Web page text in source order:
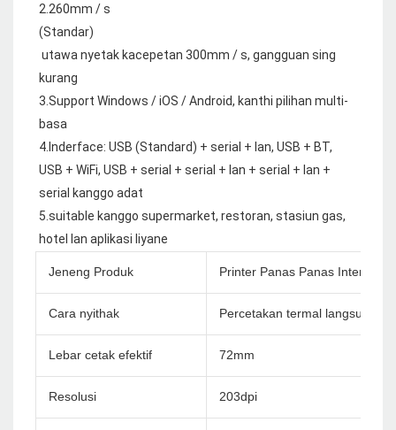
kurang
3.Support Windows / iOS / Android, kanthi pilihan multi-
basa
4.Inderface: USB (Standard) + serial + lan, USB + BT,
USB + WiFi, USB + serial + serial + lan + serial + lan +
serial kanggo adat
5.suitable kanggo supermarket, restoran, stasiun gas,
Jeneng Produk Printer Panas Panas
Cara nyithak Percetakan termal langsung
Lebar cetak efektif 72mm
Resolusi 203dpi